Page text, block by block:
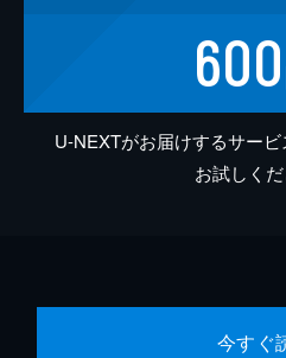
600
U-NEXTがお届けするサー
お試しくだ
今すぐ